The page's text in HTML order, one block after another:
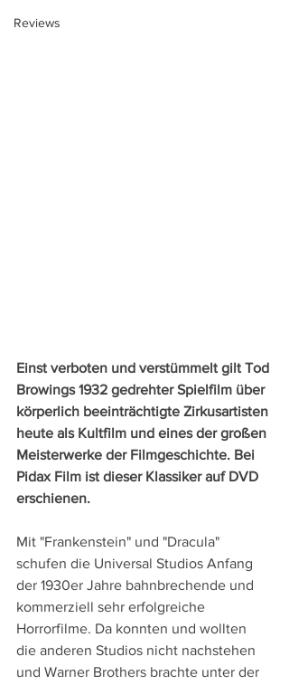
Reviews
Einst verboten und verstümmelt gilt Tod
Browings 1932 gedrehter Spielfilm über
körperlich beeinträchtigte Zirkusartisten
heute als Kultfilm und eines der großen
Meisterwerke der Filmgeschichte. Bei
Pidax Film ist dieser Klassiker auf DVD
erschienen.
Mit "Frankenstein" und "Dracula"
schufen die Universal Studios Anfang
der 1930er Jahre bahnbrechende und
kommerziell sehr erfolgreiche
Horrorfilme. Da konnten und wollten
die anderen Studios nicht nachstehen
und Warner Brothers brachte unter der